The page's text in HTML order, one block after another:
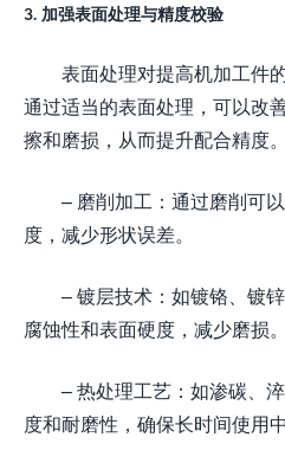
3. 加强表面处理与精度校验
表面处理对提高机加工件
通过适当的表面处理，可以改
擦和磨损，从而提升配合精度
– 磨削加工：通过磨削可
度，减少形状误差。
– 镀层技术：如镀铬、镀
腐蚀性和表面硬度，减少磨损。
– 热处理工艺：如渗碳、
度和耐磨性，确保长时间使用